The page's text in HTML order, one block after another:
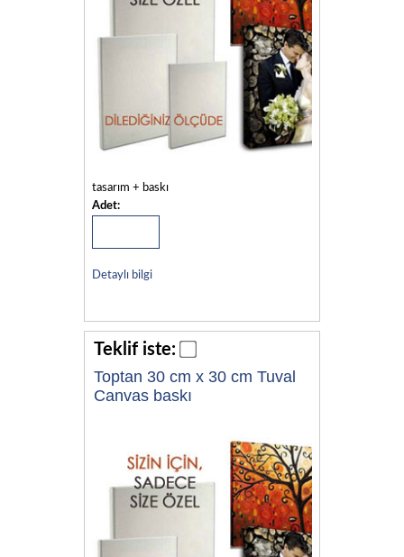
tasarım + baskı
Adet:
Detaylı bilgi
Teklif iste:
Toptan 30 cm x 30 cm Tuval
Canvas baskı